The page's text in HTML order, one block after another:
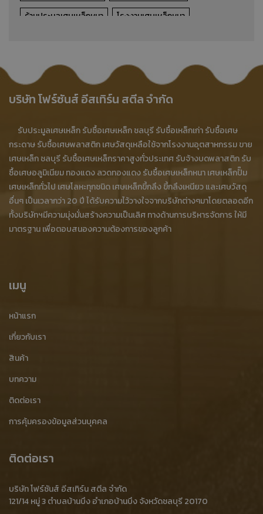
เศษเหล็กบาง
ร้านประมูลเศษเหล็กหนา
โรงงานเศษเหล็กหนา
เศษเหล็กหนา บ้านบึง
เศษเหล็กหนา ศรีราชา
เศษเหล็กหนา บ่อทอง
เศษเหล็กหนา พนัสนิคม
รับซื้อเศษเหล็กหนาโรงงาน
รับซื้อเศษเหล็กหนาอุตสาหกรรม
รับซื้อเศษเหล็ก
ขายเศษเหล็ก
รับประมูลเศษเหล็ก
รับซื้อเหล็กเก่า
รับซื้อเศษเหล็กราคาสูง
รับซื้อเศษเหล็ก ชลบุรี
ขายเศษเหล็ก ชลบุรี
ร้านรับซื้อเศษเหล็ก ชลบุรี
ซื้อเศษเหล็ก ชลบุรี
ประมูลเศษเหล็ก บ้านบึง
โรงงานทำลายสินค้า BOI
รับทำลายสินค้า ชลบุรี
รับทำลายสินค้า สมุทรสาคร
เศษทองเหลือง
รับซื้อเศษทองเหลือง
ร้านขายเศษทองเหลือง
ร้านประมูลเศษทองเหลือง
บริษัท โฟร์ซันส์ อีสเทิร์น สตีล จำกัด
รับประมูลเศษเหล็ก รับซื้อเศษเหล็ก ชลบุรี รับซื้อเหล็กเก่า รับซื้อเศษ
กระดาษ รับซื้อเศษพลาสติก เศษวัสดุเหลือใช้จากโรงงานอุตสาหกรรม ขาย
เศษเหล็ก ชลบุรี รับซื้อเศษเหล็กราคาสูงทั่วประเทศ รับจ้างบดพลาสติก รับ
ซื้อเศษอลูมิเนียม ทองแดง ลวดทองแดง รับซื้อเศษเหล็กหนา เศษเหล็กปั๊ม
เศษเหล็กทั่วไป เศษโลหะทุกชนิด เศษเหล็กขี้กลึง ขี้กลึงเหนียว และเศษวัสดุ
อื่นๆ เป็นเวลากว่า 20 ปี ได้รับความไว้วางใจจากบริษัทต่างๆมาโดยตลอดอีก
ทั้งบริษัทฯมีความมุ่งมั่นสร้างความเป็นเลิศ ทางด้านการบริหารจัดการ ให้มี
มาตรฐาน เพื่อตอบสนองความต้องการของลูกค้า
เมนู
หน้าแรก
เกี่ยวกับเรา
สินค้า
บทความ
ติดต่อเรา
การคุ้มครองข้อมูลส่วนบุคคล
ติดต่อเรา
บริษัท โฟร์ซันส์ อีสเทิร์น สตีล จำกัด
121/14 หมู่ 3 ตำบลบ้านบึง อำเภอบ้านบึง จังหวัดชลบุรี 20170